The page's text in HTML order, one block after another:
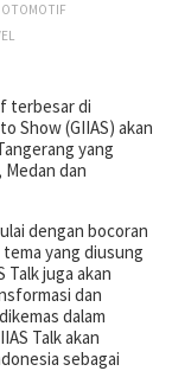
OTOMOTIF
terbesar di
Show (GIIAS) akan
yang
dan
dengan bocoran
yang diusung
Talk juga akan
dan
dalam
Talk akan
sebagai